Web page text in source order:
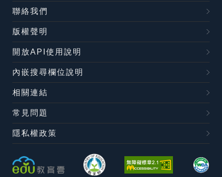
聯絡我們
版權聲明
開放API使用說明
內嵌搜尋欄位說明
相關連結
常見問題
隱私權政策